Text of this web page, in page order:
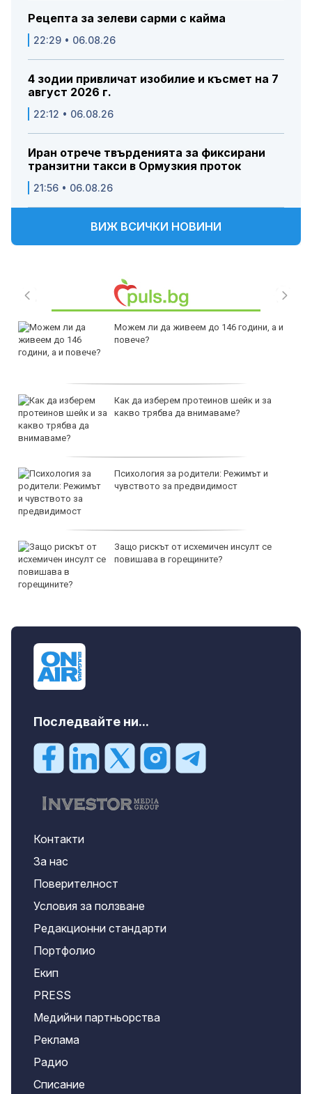
Рецепта за зелеви сарми с кайма
22:29 • 06.08.26
4 зодии привличат изобилие и късмет на 7
август 2026 г.
22:12 • 06.08.26
Иран отрече твърденията за фиксирани
транзитни такси в Ормузкия проток
21:56 • 06.08.26
ВИЖ ВСИЧКИ НОВИНИ
Можем ли да живеем до 146 години, а и
повече?
Как да изберем протеинов шейк и за
какво трябва да внимаваме?
Психология за родители: Режимът и
чувството за предвидимост
Защо рискът от исхемичен инсулт се
повишава в горещините?
Последвайте ни...
Контакти
За нас
Поверителност
Условия за ползване
Редакционни стандарти
Портфолио
Екип
PRESS
Медийни партньорства
Реклама
Радио
Списание